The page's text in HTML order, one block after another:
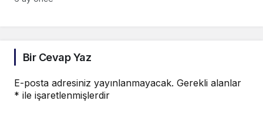
Bir Cevap Yaz
E-posta adresiniz yayınlanmayacak. Gerekli alanlar
* ile işaretlenmişlerdir